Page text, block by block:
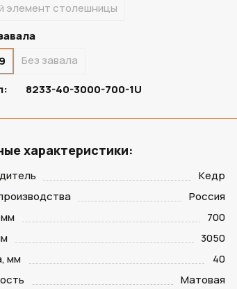
элемент столешницы
Без завала
8233-40-3000-700-1U
характеристики:
Кедр
Россия
700
3050
мм
40
Матовая